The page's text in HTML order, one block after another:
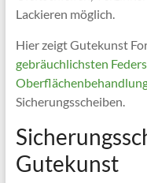
Lackieren möglich.
Hier zeigt Gutekunst
gebräuchlichsten
Sicherungsscheiben.
Gutekunst